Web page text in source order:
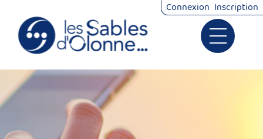
Ouvrir le
Démarches
Connexion Inscription